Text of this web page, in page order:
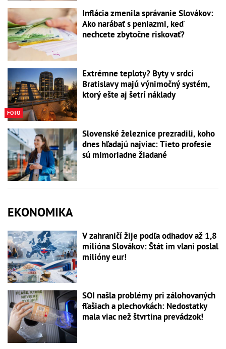
Inflácia zmenila správanie Slovákov:
Ako narábať s peniazmi, keď
nechcete zbytočne riskovať?
FOTO
Extrémne teploty? Byty v srdci
Bratislavy majú výnimočný systém,
ktorý ešte aj šetrí náklady
Slovenské železnice prezradili, koho
dnes hľadajú najviac: Tieto profesie
sú mimoriadne žiadané
EKONOMIKA
V zahraničí žije podľa odhadov až 1,8
milióna Slovákov: Štát im vlani poslal
milióny eur!
SOI našla problémy pri zálohovaných
fľašiach a plechovkách: Nedostatky
mala viac než štvrtina prevádzok!